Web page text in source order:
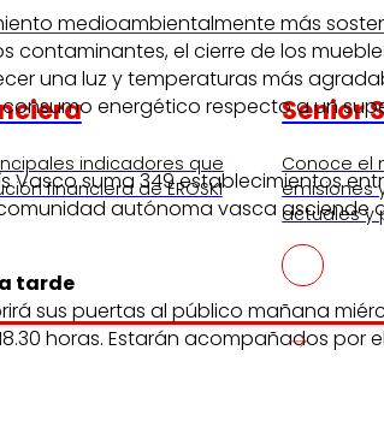
indicadores que
financiera de EROSKI
Senior
Conoce el
emisiones
actuales y
medioambientalmente más
contaminantes, el cierre de los
una luz y temperaturas más
energético respecto a un
Vasco suma 349 establecimientos
autónoma vasca asciende
tarde
sus puertas al público mañana
horas. Estarán acompañados por